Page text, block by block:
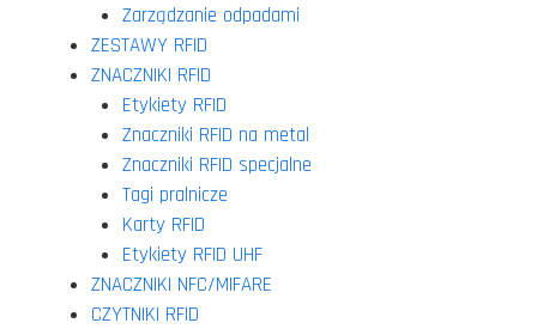
Zarządzanie odpadami
ZESTAWY RFID
ZNACZNIKI RFID
Etykiety RFID
Znaczniki RFID na metal
Znaczniki RFID specjalne
Tagi pralnicze
Karty RFID
Etykiety RFID UHF
ZNACZNIKI NFC/MIFARE
CZYTNIKI RFID